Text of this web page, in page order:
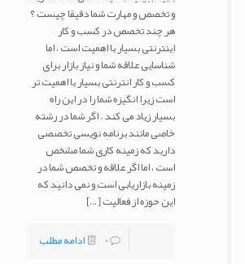
و تخصص و مهارت شما دقیقا چیست ؟
هر چند تخصص در کسب و کار
اینترنتی بسیار با اهمیت است ، اما
شناسایی علاقه شما و نیاز بازار برای
کسب و کار انترنتی بسیار با اهمیت تر
است زیرا انگیزه شما را در این راه
بسیار زیاد می کند . اگر شما در رشته
خاصی مانند برنامه نویسی تخصصی
دارید که زمینه کاری شما مشخص
است ، اما اگر علاقه و تخصص شما در
زمینه بازاریابی است و نمی دانید که
این حوزه از فعالیت[…]
0
ادامه مطلب